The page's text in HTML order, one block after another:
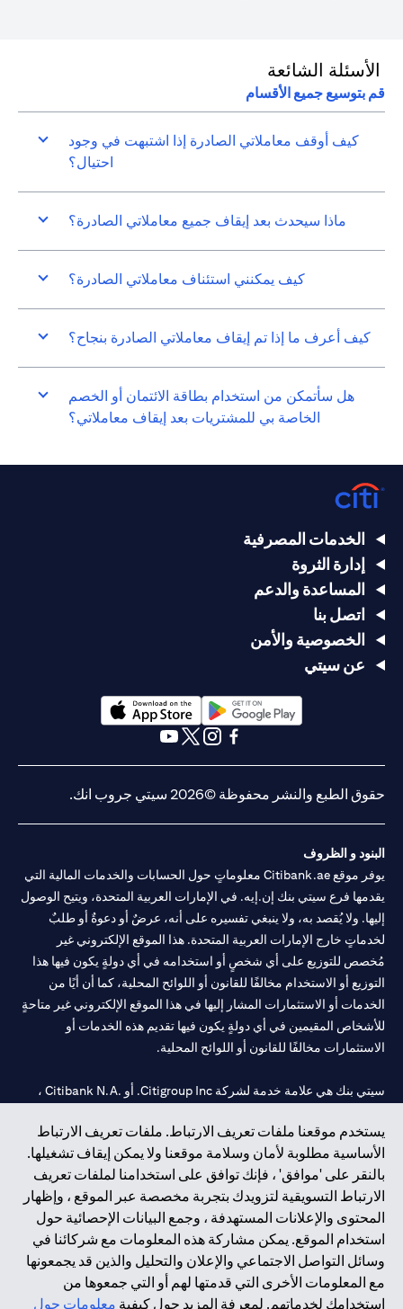
الأسئلة الشائعة
قم بتوسيع جميع الأقسام
كيف أوقف معاملاتي الصادرة إذا اشتبهت في وجود
احتيال؟
ماذا سيحدث بعد إيقاف جميع معاملاتي الصادرة؟
كيف يمكنني استئناف معاملاتي الصادرة؟
كيف أعرف ما إذا تم إيقاف معاملاتي الصادرة بنجاح؟
هل سأتمكن من استخدام بطاقة الائتمان أو الخصم
الخاصة بي للمشتريات بعد إيقاف معاملاتي؟
يستخدم موقعنا ملفات تعريف الارتباط. ملفات تعريف الارتباط
الأساسية مطلوبة لأمان وسلامة موقعنا ولا يمكن إيقاف تشغيلها.
بالنقر على 'موافق' ، فإنك توافق على استخدامنا لملفات تعريف
الارتباط التسويقية لتزويدك بتجربة مخصصة عبر الموقع ، وإظهار
المحتوى والإعلانات المستهدفة ، وجمع البيانات الإحصائية حول
استخدام الموقع. يمكن مشاركة هذه المعلومات مع شركائنا في
وسائل التواصل الاجتماعي والإعلان والتحليل والذين قد يجمعونها
مع المعلومات الأخرى التي قدمتها لهم أو التي جمعوها من
استخدامك لخدماتهم. لمعرفة المزيد حول كيفية معلومات حول
الخدمات المصرفية
إدارة الثروة
المساعدة والدعم
اتصل بنا
الخصوصية والأمن
عن سيتي
(opens in a new tab)
حقوق الطبع والنشر محفوظة ©2026 سيتي جروب انك.
البنود و الظروف
يوفر موقع Citibank.ae معلوماتٍ حول الحسابات والخدمات المالية التي
يقدمها فرع سيتي بنك إن.إيه. في الإمارات العربية المتحدة، ويتيح الوصول
إليها. ولا يُقصد به، ولا ينبغي تفسيره على أنه، عرضٌ أو دعوةٌ أو طلبٌ
لخدماتٍ خارج الإمارات العربية المتحدة. هذا الموقع الإلكتروني غير
مُخصص للتوزيع على أي شخصٍ أو استخدامه في أي دولةٍ يكون فيها هذا
التوزيع أو الاستخدام مخالفًا للقانون أو اللوائح المحلية، كما أن أيًا من
الخدمات أو الاستثمارات المشار إليها في هذا الموقع الإلكتروني غير متاحةٍ
للأشخاص المقيمين في أي دولةٍ يكون فيها تقديم هذه الخدمات أو
الاستثمارات مخالفًا للقانون أو اللوائح المحلية.
سيتي بنك هي علامة خدمة لشركة Citigroup Inc. أو .Citibank N.A ،
سيتي بنك إن. إيه. الإمارات مسجل لدى مصرف الإمارات المركزي تحت
أرقام التراخيص 202563 لفرع الوصل في دبي، 531989 لفرع مول
الإمارات في دبي، وCN-1002019لفرع أبوظبي. هاتف: 4000 311 04.
فرع سيتي بنك إن إيه - الإمارات العربية المتحدة مرخص من مصرف
الإمارات العربية المتحدة المركزي كفرع لبنك أجنبي.
سيتي بنك إن إيه الإمارات العربية المتحدة مرخص من هيئة الأوراق المالية
والسلع في الإمارات العربية المتحدة ("SCA") للقيام بالنشاط المالي لـ أ)